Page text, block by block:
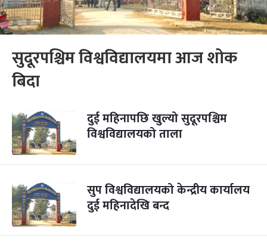
सुदूरपश्चिम विश्वविद्यालयमा आज शोक
बिदा
दुई महिनापछि खुल्यो सुदूरपश्चिम
विश्वविद्यालयको ताला
सुप विश्वविद्यालयको केन्द्रीय कार्यालय
दुई महिनादेखि बन्द